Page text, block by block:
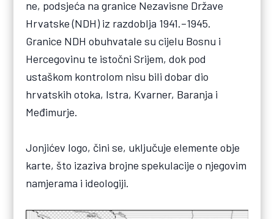
ne, podsjeća na granice Nezavisne Države
Hrvatske (NDH) iz razdoblja 1941.–1945.
Granice NDH obuhvatale su cijelu Bosnu i
Hercegovinu te istočni Srijem, dok pod
ustaškom kontrolom nisu bili dobar dio
hrvatskih otoka, Istra, Kvarner, Baranja i
Međimurje.
Jonjićev logo, čini se, uključuje elemente obje
karte, što izaziva brojne spekulacije o njegovim
namjerama i ideologiji.